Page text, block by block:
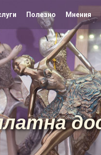
Полезно Мнения